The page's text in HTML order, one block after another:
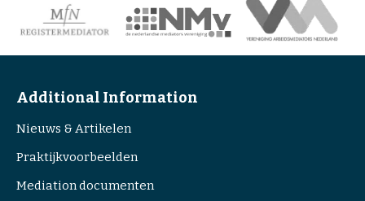
Additional Information
Nieuws & Artikelen
Praktijkvoorbeelden
Mediation documenten